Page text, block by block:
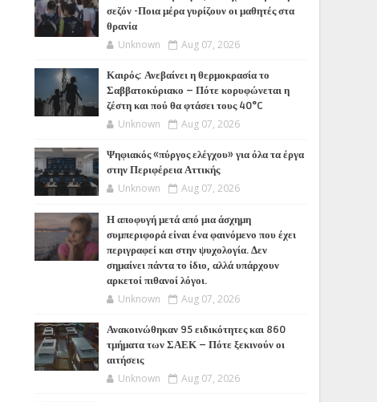
σεζόν -Ποια μέρα γυρίζουν οι μαθητές στα
θρανία
Unknown Aug 07, 2026
Καιρός: Ανεβαίνει η θερμοκρασία το
Σαββατοκύριακο – Πότε κορυφώνεται η
ζέστη και πού θα φτάσει τους 40°C
Unknown Aug 07, 2026
Ψηφιακός «πύργος ελέγχου» για όλα τα έργα
στην Περιφέρεια Αττικής
Unknown Aug 07, 2026
Η αποφυγή μετά από μια άσχημη
συμπεριφορά είναι ένα φαινόμενο που έχει
περιγραφεί και στην ψυχολογία. Δεν
σημαίνει πάντα το ίδιο, αλλά υπάρχουν
αρκετοί πιθανοί λόγοι.
Unknown Aug 07, 2026
Ανακοινώθηκαν 95 ειδικότητες και 860
τμήματα των ΣΑΕΚ – Πότε ξεκινούν οι
αιτήσεις
Unknown Aug 07, 2026